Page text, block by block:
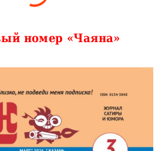
номер «Чаяна»